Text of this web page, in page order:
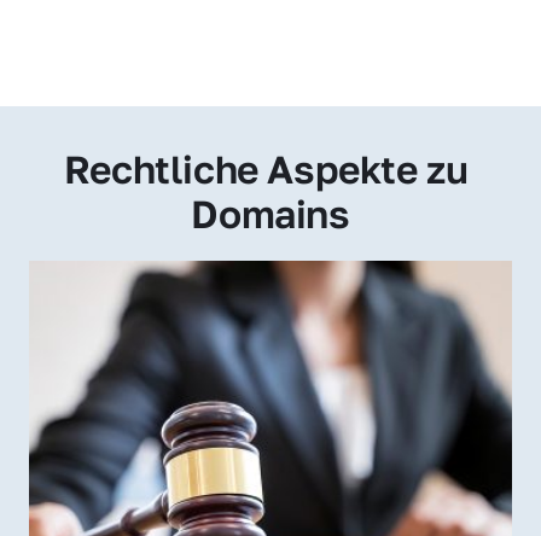
Rechtliche Aspekte zu
Domains